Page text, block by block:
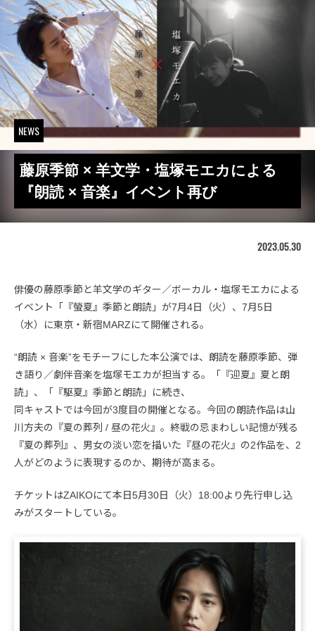
NEWS
藤原季節 × 羊文学・塩塚モエカによる
『朗読 × 音楽』イベント再び
2023.05.30
俳優の藤原季節と羊文学のギター／ボーカル・塩塚モエカによる
イベント「『螢夏』季節と朗読」が7月4日（火）、7月5日
（水）に東京・新宿MARZにて開催される。
“朗読 × 音楽”をモチーフにした本公演では、朗読を藤原季節、弾
き語り／劇伴音楽を塩塚モエカが担当する。「『迎夏』夏と朗
読」、「『駆夏』季節と朗読」に続き、
同キャストでは今回が3度目の開催となる。今回の朗読作品は山
川方夫の『夏の葬列 / 昼の花火』。終戦の忌まわしい記憶が残る
『夏の葬列』、男女の淡い恋を描いた『昼の花火』の2作品を、2
人がどのように表現するのか、期待が高まる。
チケットはZAIKOにて本日5月30日（火）18:00より先行申し込
みがスタートしている。